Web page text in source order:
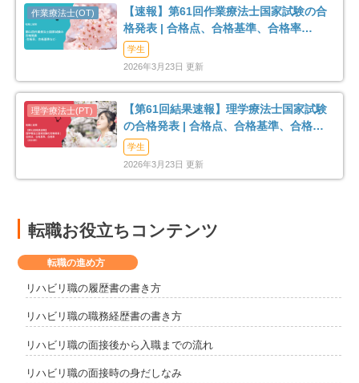
【速報】第61回作業療法士国家試験の合
格発表 | 合格点、合格基準、合格率
（2026年）
学生
2026年3月23日 更新
【第61回結果速報】理学療法士国家試験
の合格発表 | 合格点、合格基準、合格率
（2026年）
学生
2026年3月23日 更新
転職お役立ちコンテンツ
転職の進め方
リハビリ職の履歴書の書き方
リハビリ職の職務経歴書の書き方
リハビリ職の面接後から入職までの流れ
リハビリ職の面接時の身だしなみ